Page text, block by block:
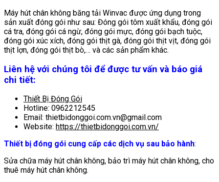
Máy hút chân không băng tải Winvac được ứng dụng trong
sản xuất đóng gói như sau: Đóng gói tôm xuất khẩu, đóng gói
cá tra, đóng gói cá ngừ, đóng gói mực, đóng gói bạch tuộc,
đóng gói xúc xích, đóng gói thịt gà, đóng gói thịt vịt, đóng gói
thịt lợn, đóng gói thịt bò,… và các sản phẩm khác.
Liên hệ với chúng tôi để được tư vấn và báo giá
chi tiết:
Thiết Bị Đóng Gói
Hotline: 0962212545
Email: thietbidonggoi.com.vn@gmail.com
Website: https://thietbidonggoi.com.vn/
Thiết bị đóng gói cung cấp các dịch vụ sau bảo hành:
Sửa chữa máy hút chân không, bảo trì máy hút chân không, cho
thuê máy hút chân không.